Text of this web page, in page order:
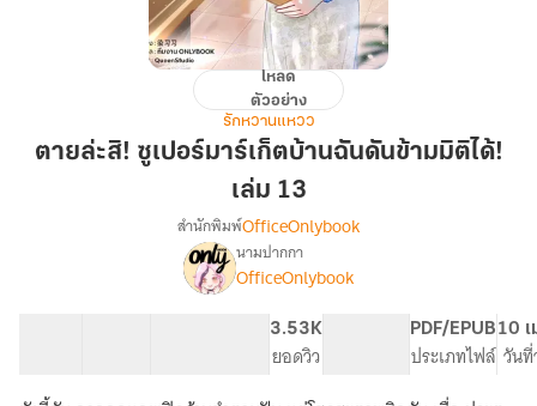
สิ!
ซู
มาร์เก็ต
บ้าน
ดัน
มิติ
ได้!
โหลด
ตัวอย่าง
รักหวานแหวว
ตายล่ะสิ! ซูเปอร์มาร์เก็ตบ้านฉันดันข้ามมิติได้!
เล่ม 13
เรื่อง
ตาย
ล่ะ
สิ!
ซู
เปอร์
สำนักพิมพ์OfficeOnlybook
นามปากกา
OfficeOnlybook
3.53K
ยอดวิว
PDF/EPUB
ประเภทไฟล์
10
วันที่